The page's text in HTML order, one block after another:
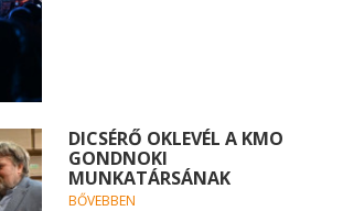
DICSÉRŐ OKLEVÉL A KMO
GONDNOKI
MUNKATÁRSÁNAK
BŐVEBBEN